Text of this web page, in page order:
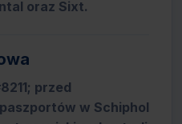
oraz Sixt.
przed
w Schiphol